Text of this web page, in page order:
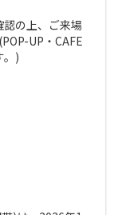
の上、ご来場
UP・CAFE
。)